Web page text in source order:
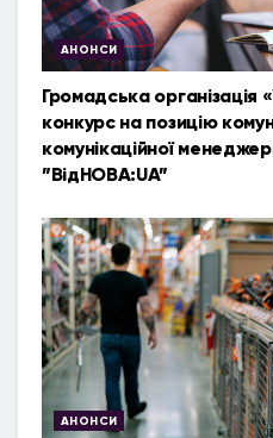
АНОНСИ
Громадська
конкурс на позицію
комунікаційної
”ВідНОВА:UA”
АНОНСИ